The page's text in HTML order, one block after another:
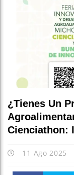
¿Tienes Un
Cienciathon:
11 Ago 2025